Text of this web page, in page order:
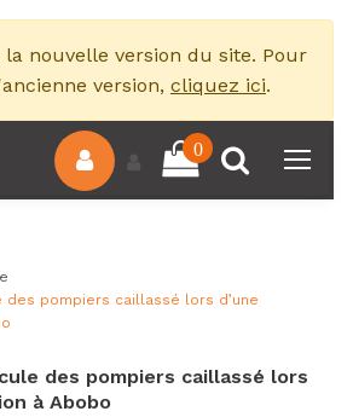
nouvelle version du site. Pour
version, cliquez ici.
0
des pompiers caillassé lors d’une
des pompiers caillassé lors
à Abobo